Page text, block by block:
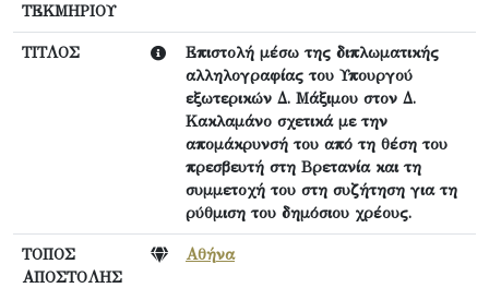
ΤΕΚΜΗΡΙΟΥ
ΤΙΤΛΟΣ
Επιστολή μέσω της διπλωματικής
αλληλογραφίας του Υπουργού
εξωτερικών Δ. Μάξιμου στον Δ.
Κακλαμάνο σχετικά με την
απομάκρυνσή του από τη θέση του
πρεσβευτή στη Βρετανία και τη
συμμετοχή του στη συζήτηση για τη
ρύθμιση του δημόσιου χρέους.
ΤΟΠΟΣ
ΑΠΟΣΤΟΛΗΣ
Αθήνα